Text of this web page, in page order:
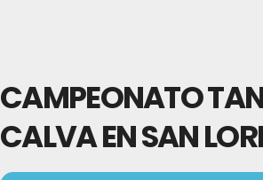
CAMPEONATO
CALVA EN SAN